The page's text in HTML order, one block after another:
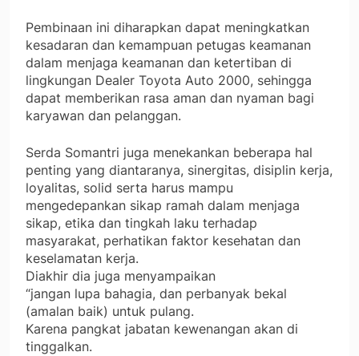
Pembinaan ini diharapkan dapat meningkatkan
kesadaran dan kemampuan petugas keamanan
dalam menjaga keamanan dan ketertiban di
lingkungan Dealer Toyota Auto 2000, sehingga
dapat memberikan rasa aman dan nyaman bagi
karyawan dan pelanggan.
Serda Somantri juga menekankan beberapa hal
penting yang diantaranya, sinergitas, disiplin kerja,
loyalitas, solid serta harus mampu
mengedepankan sikap ramah dalam menjaga
sikap, etika dan tingkah laku terhadap
masyarakat, perhatikan faktor kesehatan dan
keselamatan kerja.
Diakhir dia juga menyampaikan
“jangan lupa bahagia, dan perbanyak bekal
(amalan baik) untuk pulang.
Karena pangkat jabatan kewenangan akan di
tinggalkan.